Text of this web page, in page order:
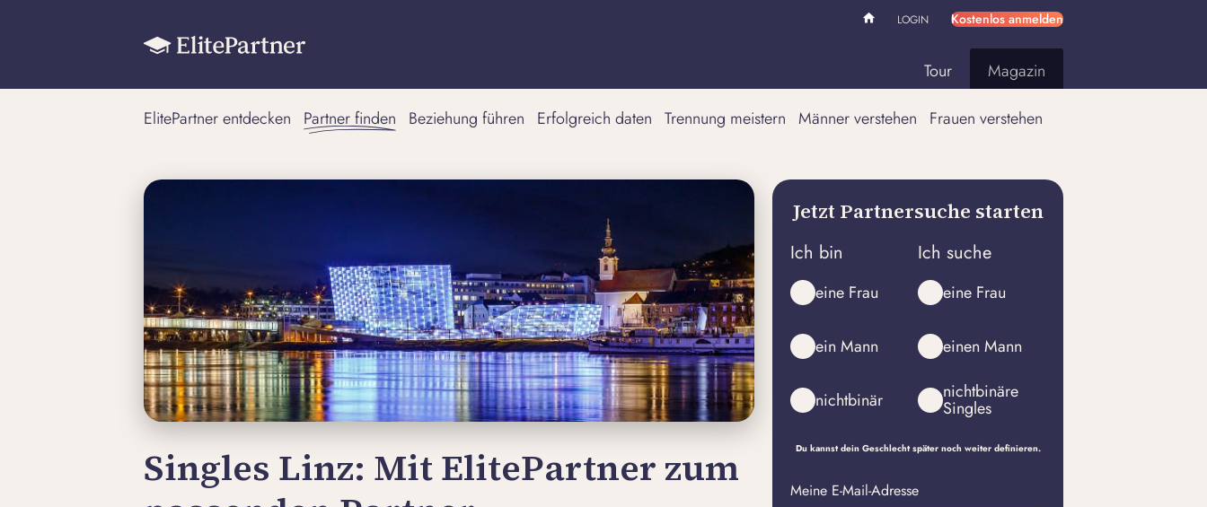
LOGIN Kostenlos anmelden
Tour Magazin
ElitePartner entdecken Partner finden Beziehung führen Erfolgreich daten Trennung meistern Männer verstehen Frauen verstehen
Singles Linz: Mit ElitePartner zum
Jetzt Partnersuche starten
Ich bin
eine Frau
ein Mann
nichtbinär
Ich suche
eine Frau
einen Mann
nichtbinäre
Singles
Du kannst dein Geschlecht später noch weiter definieren.
Meine